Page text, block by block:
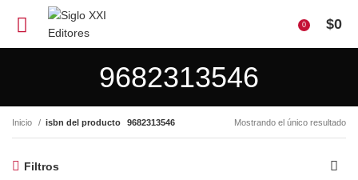
0 $0
9682313546
Inicio isbn del producto 9682313546 Mostrando el único resultado
Filtros